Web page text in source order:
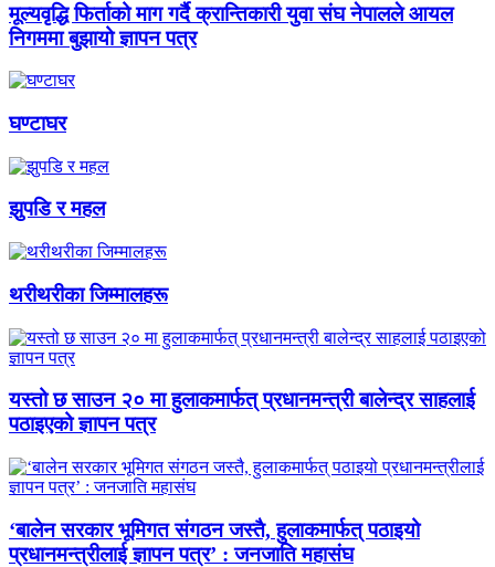
मूल्यवृद्धि फिर्ताको माग गर्दै क्रान्तिकारी युवा संघ नेपालले आयल
निगममा बुझायो ज्ञापन पत्र
घण्टाघर
झुपडि र महल
थरीथरीका जिम्मालहरू
यस्तो छ साउन २० मा हुलाकमार्फत् प्रधानमन्त्री बालेन्द्र साहलाई
पठाइएको ज्ञापन पत्र
‘बालेन सरकार भूमिगत संगठन जस्तै, हुलाकमार्फत् पठाइयो
प्रधानमन्त्रीलाई ज्ञापन पत्र’ : जनजाति महासंघ